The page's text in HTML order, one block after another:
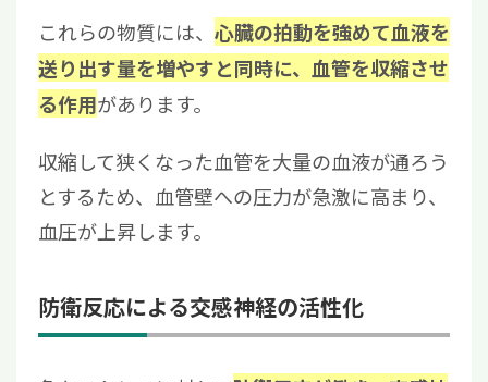
これらの物質には、 心臓の拍動を強めて血液を
送り出す量を増やすと同時に、血管を収縮させ
る作用があります。
収縮して狭くなった血管を大量の血液が通ろう
とするため、血管壁への圧力が急激に高まり、
血圧が上昇します。
防衛反応による交感神経の活性化